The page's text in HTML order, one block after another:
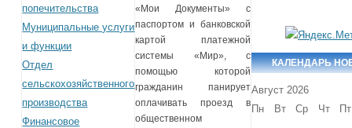
попечительства
Муниципальные услуги
и функции
Отдел
сельскохозяйственного
производства
Финансовое
«Мои Документы» с
паспортом и банковской
картой платежной
системы «Мир», с
помощью которой
гражданин панирует
оплачивать проезд в
общественном
КАЛЕНДАРЬ
Август 2026
Пн
Вт Ср Чт Пт